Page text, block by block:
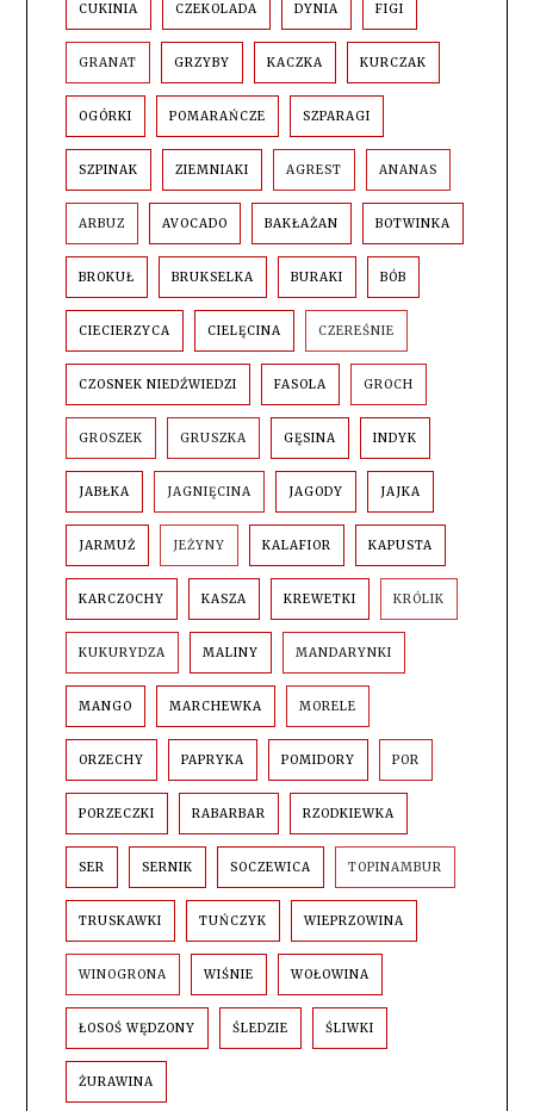
CUKINIA CZEKOLADA DYNIA FIGI
GRANAT GRZYBY KACZKA KURCZAK
OGÓRKI POMARAŃCZE SZPARAGI
SZPINAK ZIEMNIAKI AGREST ANANAS
ARBUZ AVOCADO BAKŁAŻAN BOTWINKA
BROKUŁ BRUKSELKA BURAKI BÓB
CIECIERZYCA CIELĘCINA CZEREŚNIE
CZOSNEK NIEDŹWIEDZI FASOLA GROCH
GROSZEK GRUSZKA GĘSINA INDYK
JABŁKA JAGNIĘCINA JAGODY JAJKA
JARMUŻ JEŻYNY KALAFIOR KAPUSTA
KARCZOCHY KASZA KREWETKI KRÓLIK
KUKURYDZA MALINY MANDARYNKI
MANGO MARCHEWKA MORELE
ORZECHY PAPRYKA POMIDORY POR
PORZECZKI RABARBAR RZODKIEWKA
SER SERNIK SOCZEWICA TOPINAMBUR
TRUSKAWKI TUŃCZYK WIEPRZOWINA
WINOGRONA WIŚNIE WOŁOWINA
ŁOSOŚ WĘDZONY ŚLEDZIE ŚLIWKI
ŻURAWINA